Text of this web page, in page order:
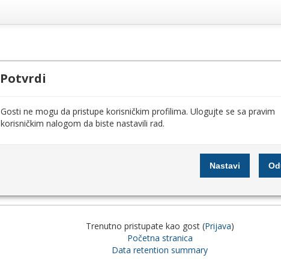
Potvrdi
Gosti ne mogu da pristupe korisničkim profilima. Ulogujte se sa pravim
korisničkim nalogom da biste nastavili rad.
Trenutno pristupate kao gost (Prijava)
Početna stranica
Data retention summary